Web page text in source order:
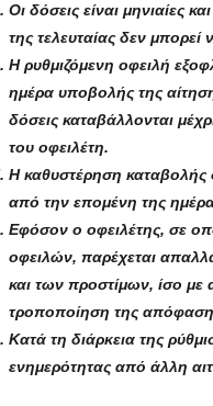
Οι δόσεις είναι μηνιαίες
της τελευταίας δεν μπορεί
Η ρυθμιζόμενη οφειλή
ημέρα υποβολής της
δόσεις καταβάλλονται
του οφειλέτη.
Η καθυστέρηση καταβολής
από την επομένη της
Εφόσον ο οφειλέτης, σε
οφειλών, παρέχεται
και των προστίμων, ίσο με
τροποποίηση της
Κατά τη διάρκεια της
ενημερότητας από άλλη